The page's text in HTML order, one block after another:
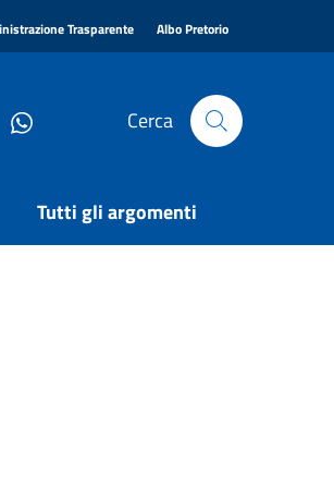
Trasparente Albo Pretorio
Cerca
Tutti gli argomenti